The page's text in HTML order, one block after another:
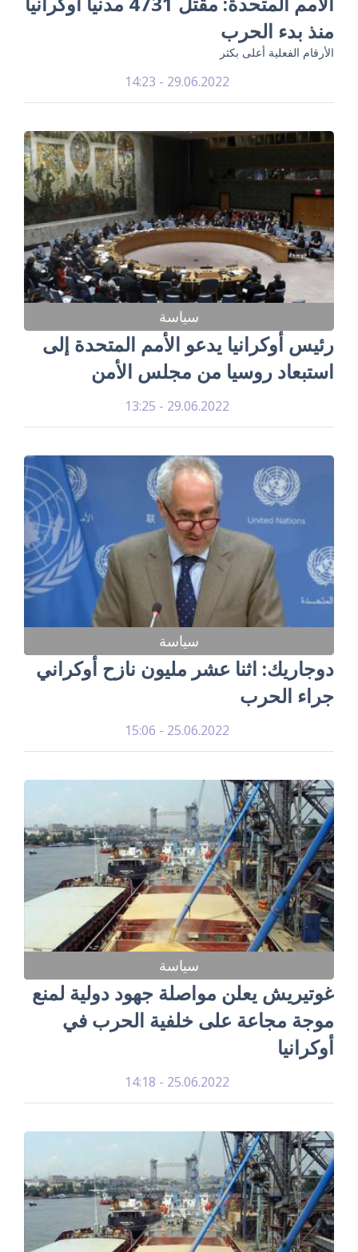
منذ بدء الحرب
الأرقام الفعلية أعلى بكثر
29.06.2022 - 14:23
سياسة
رئيس أوكرانيا يدعو الأمم المتحدة إلى
استبعاد روسيا من مجلس الأمن
29.06.2022 - 13:25
سياسة
دوجاريك: اثنا عشر مليون نازح أوكراني
جراء الحرب
25.06.2022 - 15:06
سياسة
غوتيريش يعلن مواصلة جهود دولية لمنع
موجة مجاعة على خلفية الحرب في
أوكرانيا
25.06.2022 - 14:18